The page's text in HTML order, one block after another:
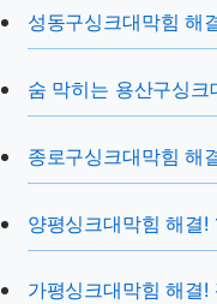
성동구싱크대막힘 해
숨 막히는 용산구싱
종로구싱크대막힘 해
양평싱크대막힘 해결!
가평싱크대막힘 해결